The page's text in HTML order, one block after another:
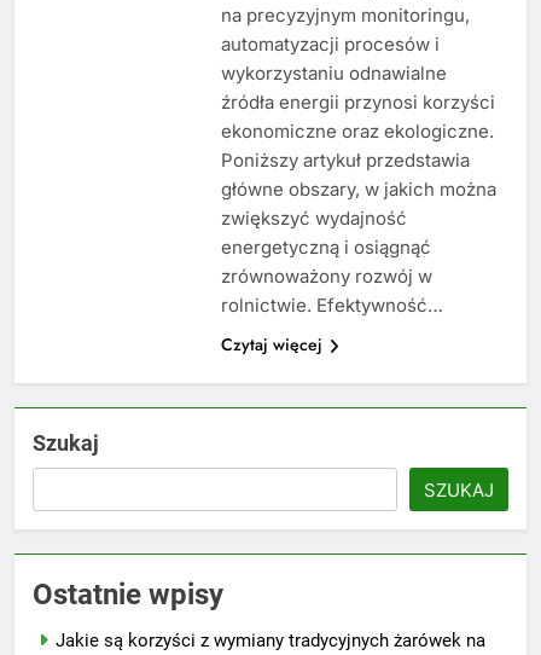
na precyzyjnym monitoringu,
automatyzacji procesów i
wykorzystaniu odnawialne
źródła energii przynosi korzyści
ekonomiczne oraz ekologiczne.
Poniższy artykuł przedstawia
główne obszary, w jakich można
zwiększyć wydajność
energetyczną i osiągnąć
zrównoważony rozwój w
rolnictwie. Efektywność…
Czytaj więcej
Szukaj
SZUKAJ
Ostatnie wpisy
Jakie są korzyści z wymiany tradycyjnych żarówek na